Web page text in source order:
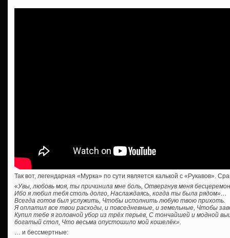
Так вот, легендарная «Мурка» по сути является калькой с «Рукавов».
«Увы, любовь моя, ты причинила мне боль, Отвергнув меня
Ибо я любил тебя столь долго, Наслаждаясь, когда ты была рядом»…
Всегда готов был услужить, Чтобы исполнить любую твою прихоть.
Я оплатил все твои расходы, и повседневные, и земельные, Чтобы
Купил тебе я головной убор из трёх перьев, С тончайшей и модной
богатый стол, Что весьма опустошило мой кошелёк».
… и бессмертные: